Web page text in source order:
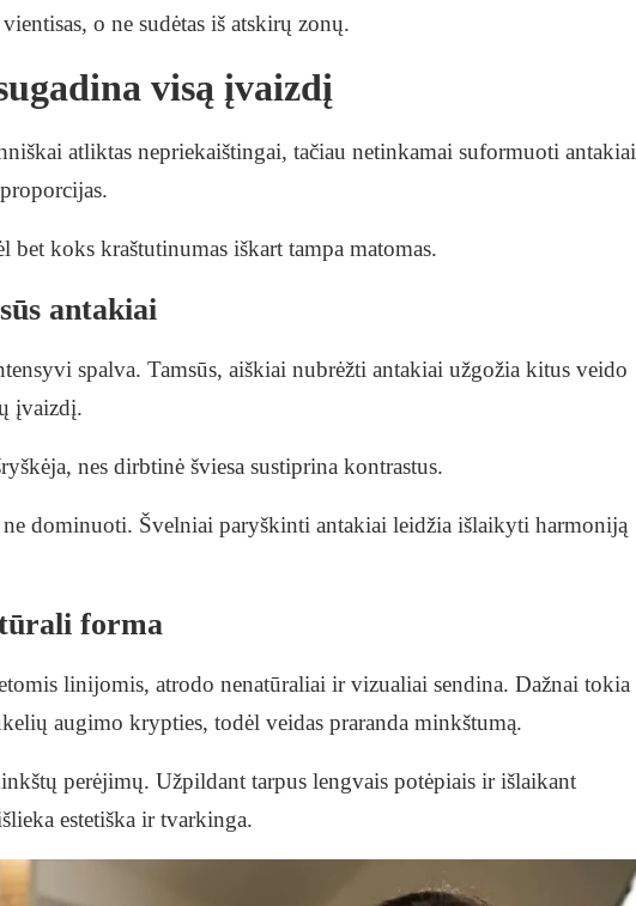
o ne sudėtas iš atskirų zonų.
visą įvaizdį
atliktas nepriekaištingai, tačiau netinkamai suformuoti antakiai
koks kraštutinumas iškart tampa matomas.
antakiai
spalva. Tamsūs, aiškiai nubrėžti antakiai užgožia kitus veido
įvaizdį.
nes dirbtinė šviesa sustiprina kontrastus.
dominuoti. Švelniai paryškinti antakiai leidžia išlaikyti harmoniją
forma
linijomis, atrodo nenatūraliai ir vizualiai sendina. Dažnai tokia
augimo krypties, todėl veidas praranda minkštumą.
perėjimų. Užpildant tarpus lengvais potėpiais ir išlaikant
estetiška ir tvarkinga.